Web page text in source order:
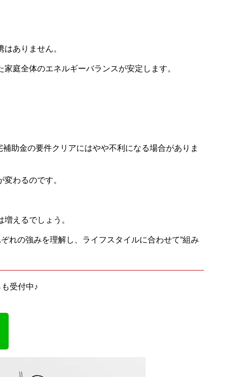
ありません。
庭全体のエネルギーバランスが安定します。
助金の要件クリアにはやや不利になる場合がありま
わるのです。
えるでしょう。
の強みを理解し、ライフスタイルに合わせて“組み
受付中♪